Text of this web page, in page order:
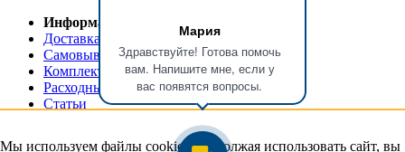
Мария
Здравствуйте! Готова помочь
вам. Напишите мне, если у
вас появятся вопросы.
Информация
Доставка и оплата
Самовывоз
Комплектующие и запасные части
Расходные материалы
Статьи
Мы используем файлы cookie. Продолжая использовать сайт, вы